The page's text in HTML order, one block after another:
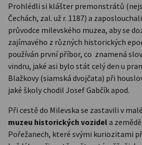
Prohlédli si klášter premonstrátů
Čechách, zal. už r. 1187) a
průvodce milevského muzea, aby se
zajímavého z různých historických
používán první příbor, co znamená
vindru, jaké asi bylo stát celý den u
Blažkovy (siamská dvojčata) při
jaké školy chodil Josef Gabčík apod.
Při cestě do Milevska se zastavili v
muzeu historických vozidel a
Pořežanech, které svými kuriozitami